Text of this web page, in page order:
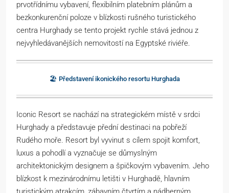
prvotřídnímu vybavení, flexibilním platebním plánům a
bezkonkurenční poloze v blízkosti rušného turistického
centra Hurghady se tento projekt rychle stává jednou z
nejvyhledávanějších nemovitostí na Egyptské riviéře.
🏖️ Představení ikonického resortu Hurghada
Iconic Resort se nachází na strategickém místě v srdci
Hurghady a představuje přední destinaci na pobřeží
Rudého moře. Resort byl vyvinut s cílem spojit komfort,
luxus a pohodlí a vyznačuje se důmyslným
architektonickým designem a špičkovým vybavením. Jeho
blízkost k mezinárodnímu letišti v Hurghadě, hlavním